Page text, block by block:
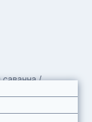
/